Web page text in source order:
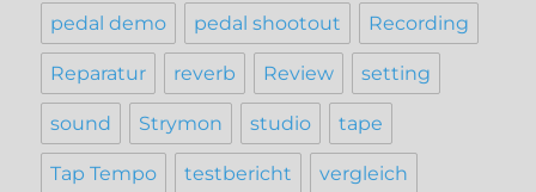
pedal demo pedal shootout Recording
Reparatur reverb Review setting
sound Strymon studio tape
Tap Tempo testbericht vergleich